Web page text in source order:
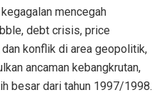
mencegah
debt crisis, price
konflik di area geopolitik,
ancaman kebangkrutan,
besar dari tahun 1997/1998.